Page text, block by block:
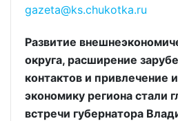
gazeta@ks.chukotka.ru
Развитие
округа, расширение
контактов и привлечение
экономику региона стали
встречи губернатора